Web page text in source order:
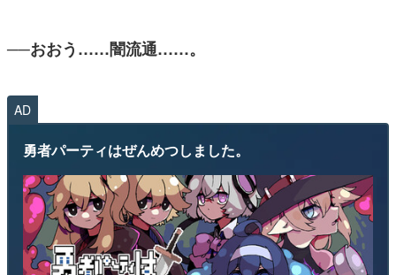
──おおう……闇流通……。
AD
勇者パーティはぜんめつしました。